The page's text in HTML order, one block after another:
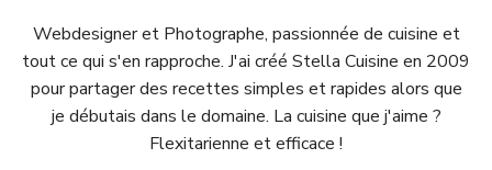
Webdesigner et Photographe, passionnée de cuisine et
tout ce qui s'en rapproche. J'ai créé Stella Cuisine en 2009
pour partager des recettes simples et rapides alors que
je débutais dans le domaine. La cuisine que j'aime ?
Flexitarienne et efficace !